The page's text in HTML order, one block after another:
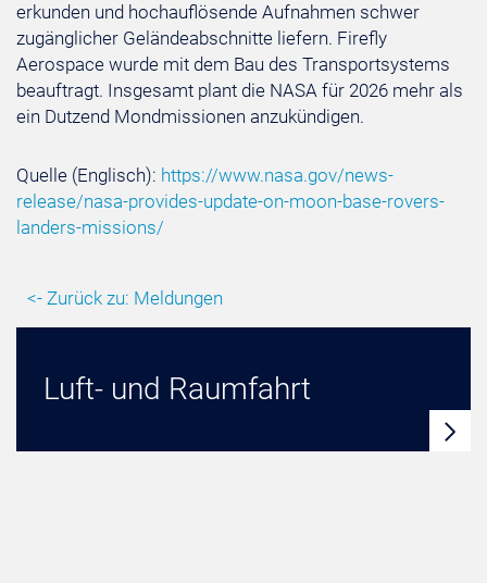
erkunden und hochauflösende Aufnahmen schwer
zugänglicher Geländeabschnitte liefern. Firefly
Aerospace wurde mit dem Bau des Transportsystems
beauftragt. Insgesamt plant die NASA für 2026 mehr als
ein Dutzend Mondmissionen anzukündigen.
Quelle (Englisch): https://www.nasa.gov/news-
release/nasa-provides-update-on-moon-base-rovers-
landers-missions/
<- Zurück zu: Meldungen
Luft- und Raumfahrt